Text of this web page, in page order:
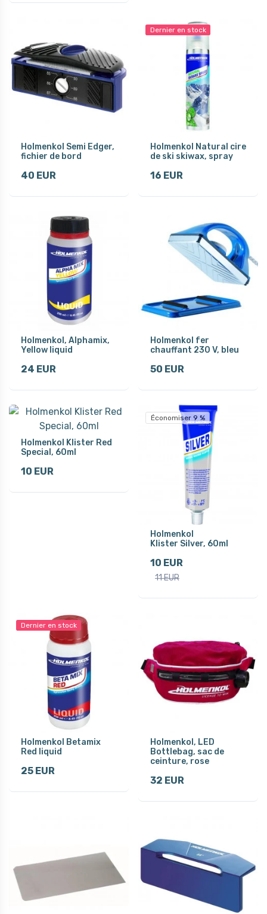
Holmenkol Semi Edger,
fichier de bord
40 EUR
Dernier en stock
Holmenkol Natural cire
de ski skiwax, spray
16 EUR
Holmenkol, Alphamix,
Yellow liquid
24 EUR
Holmenkol fer
chauffant 230 V, bleu
50 EUR
Holmenkol Klister Red
Special, 60ml
10 EUR
Économiser 9 %
Holmenkol
Klister Silver, 60ml
10 EUR
11 EUR
Dernier en stock
Holmenkol Betamix
Red liquid
25 EUR
Holmenkol, LED
Bottlebag, sac de
ceinture, rose
32 EUR